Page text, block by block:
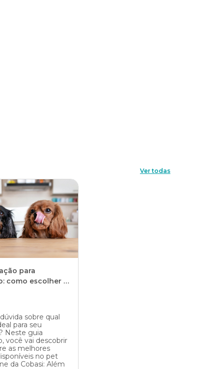
Ver todas
para
como escolher e
sobre qual
para seu
Neste guia
você vai descobrir
as melhores
no pet
da Cobasi: Além